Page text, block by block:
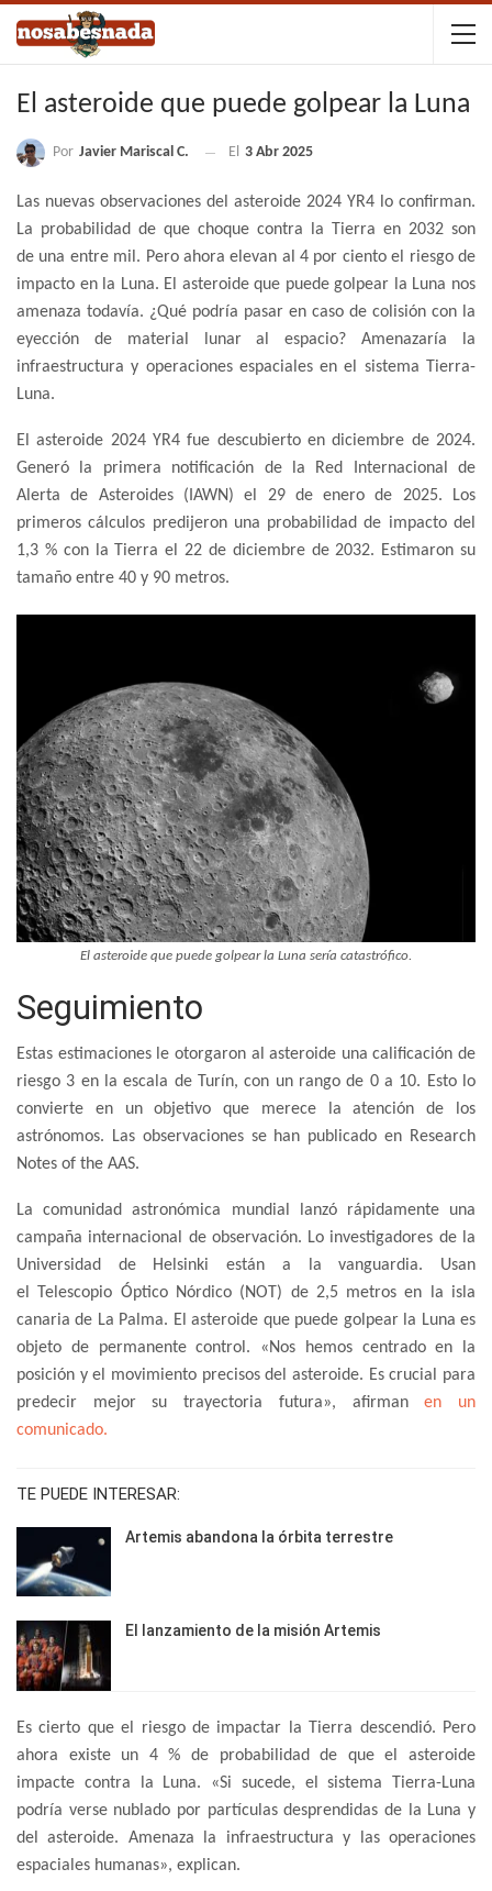
El asteroide que puede golpear la Luna
Por Javier Mariscal C. El 3 Abr 2025
Las nuevas observaciones del asteroide 2024 YR4 lo confirman.
La probabilidad de que choque contra la Tierra en 2032 son
de una entre mil. Pero ahora elevan al 4 por ciento el riesgo de
impacto en la Luna. El asteroide que puede golpear la Luna nos
amenaza todavía. ¿Qué podría pasar en caso de colisión con la
eyección de material lunar al espacio? Amenazaría la
infraestructura y operaciones espaciales en el sistema Tierra-
Luna.
El asteroide 2024 YR4 fue descubierto en diciembre de 2024.
Generó la primera notificación de la Red Internacional de
Alerta de Asteroides (IAWN) el 29 de enero de 2025. Los
primeros cálculos predijeron una probabilidad de impacto del
1,3 % con la Tierra el 22 de diciembre de 2032. Estimaron su
tamaño entre 40 y 90 metros.
El asteroide que puede golpear la Luna sería catastrófico.
Seguimiento
Estas estimaciones le otorgaron al asteroide una calificación de
riesgo 3 en la escala de Turín, con un rango de 0 a 10. Esto lo
convierte en un objetivo que merece la atención de los
astrónomos. Las observaciones se han publicado en Research
Notes of the AAS.
La comunidad astronómica mundial lanzó rápidamente una
campaña internacional de observación. Lo investigadores de la
Universidad de Helsinki están a la vanguardia. Usan
el Telescopio Óptico Nórdico (NOT) de 2,5 metros en la isla
canaria de La Palma. El asteroide que puede golpear la Luna es
objeto de permanente control. «Nos hemos centrado en la
posición y el movimiento precisos del asteroide. Es crucial para
predecir mejor su trayectoria futura», afirmanen un
comunicado.
TE PUEDE INTERESAR:
Artemis abandona la órbita terrestre
El lanzamiento de la misión Artemis
Es cierto que el riesgo de impactar la Tierra descendió. Pero
ahora existe un 4 % de probabilidad de que el asteroide
impacte contra la Luna. «Si sucede, el sistema Tierra-Luna
podría verse nublado por partículas desprendidas de la Luna y
del asteroide. Amenaza la infraestructura y las operaciones
espaciales humanas», explican.